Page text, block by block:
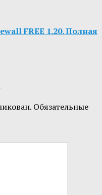
FREE 1.20. Полная
Обязательные